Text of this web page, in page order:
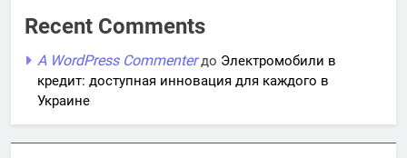
Recent Comments
A WordPress Commenterдо Электромобили в
кредит: доступная инновация для каждого в
Украине